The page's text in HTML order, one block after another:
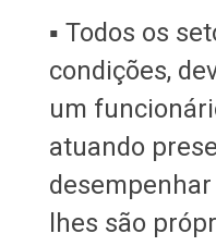
▪ Todos os
condições,
um
atuando
lhes são